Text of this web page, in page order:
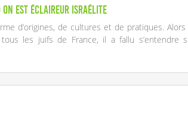
on est éclaireur israélite
d’origines, de cultures et de pratiques.
les juifs de France, il a fallu s’entendre